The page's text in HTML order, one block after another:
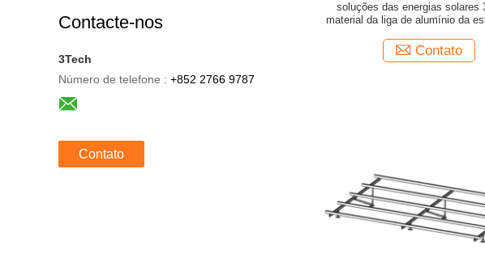
Contacte-nos
3Tech
Número de telefone : +852 2766 9787
Contato
soluções das energias solares
material da liga de alumínio da
Contato